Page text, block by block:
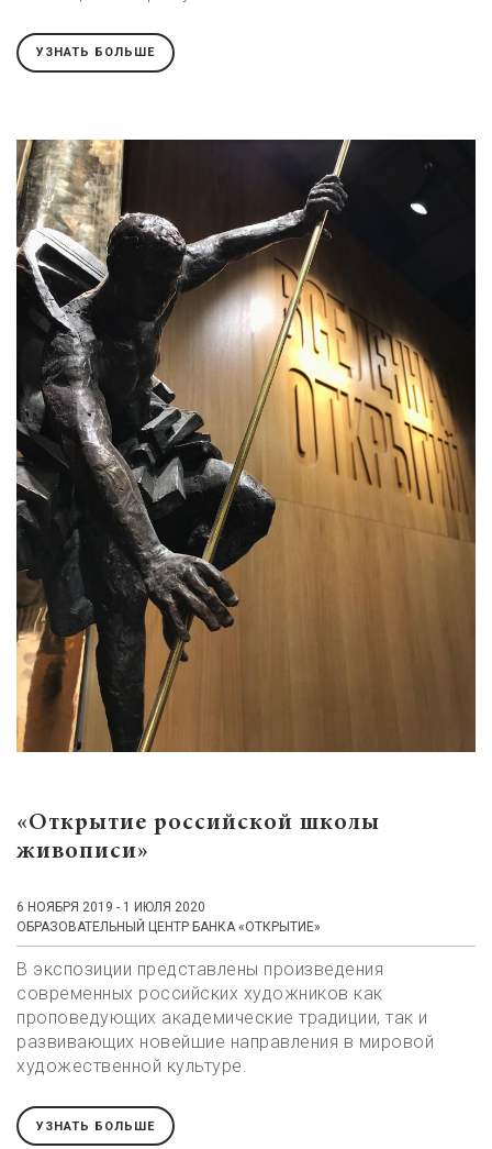
УЗНАТЬ БОЛЬШЕ
«Открытие российской школы
живописи»
6 НОЯБРЯ 2019 - 1 ИЮЛЯ 2020
ОБРАЗОВАТЕЛЬНЫЙ ЦЕНТР БАНКА «ОТКРЫТИЕ»
В экспозиции представлены произведения
современных российских художников как
проповедующих академические традиции, так и
развивающих новейшие направления в мировой
художественной культуре.
УЗНАТЬ БОЛЬШЕ